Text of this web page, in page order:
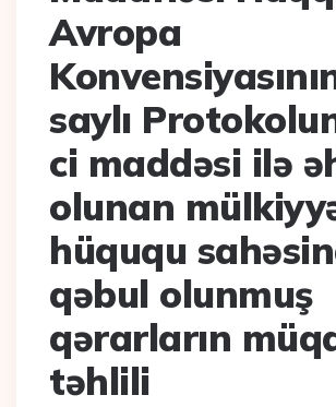
Avropa
saylı
ci maddəsi ilə
olunan
hüququ
qəbul olunmuş
qərarların
təhlili